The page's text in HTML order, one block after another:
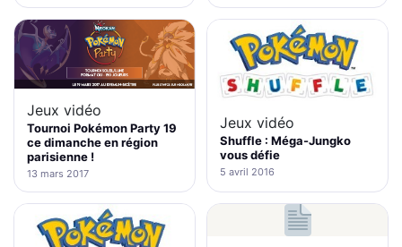
Jeux vidéo
Tournoi Pokémon Party 19
ce dimanche en région
parisienne !
13 mars 2017
Jeux vidéo
Shuffle : Méga-Jungko
vous défie
5 avril 2016